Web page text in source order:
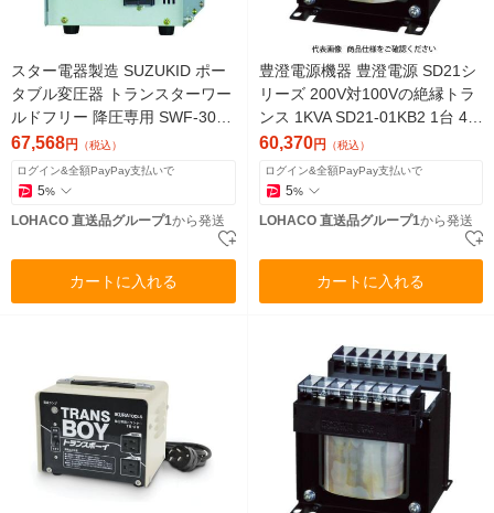
スター電器製造 SUZUKID ポー
タブル変圧器 トランスターワー
ルドフリー 降圧専用 SWF-30 1
台(1個) 818-6014（直送品）
67,568円 （税込）
ログイン&全額PayPay支払いで
5%
LOHACO 直送品グループ1から発送
カートに入れる
豊澄電源機器 豊澄電源 SD21シ
リーズ 200V対100Vの絶縁トラ
ンス 1KVA SD21-01KB2 1台 47
5-6118（直送品）
60,370円 （税込）
ログイン&全額PayPay支払いで
5%
LOHACO 直送品グループ1から発送
カートに入れる